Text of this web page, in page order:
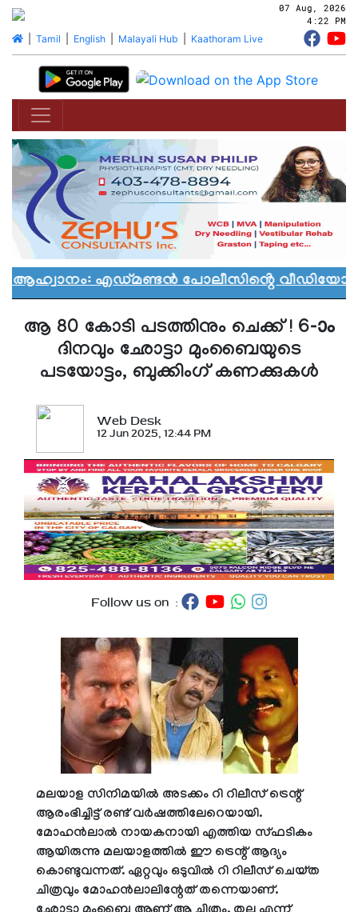
07 Aug, 2026
4:22 PM
| Tamil English| Malayali Hub Kaathoram Live
എഡ്മണ്ടൻ പോലീസിൻ്റെ വീഡിയോ
ആ 80 കോടി പടത്തിനും ചെക്ക് ! 6-ാം
ദിനവും ഛോട്ടാ മുംബൈയുടെ
പടയോട്ടം, ബുക്കിം​ഗ് കണക്കുകൾ
Web Desk
12 Jun 2025, 12:44 PM
Follow us on :
മലയാള സിനിമയിൽ അടക്കം റി റിലീസ് ട്രെന്റ്
ആരംഭിച്ചിട്ട് രണ്ട് വർഷത്തിലേറെയായി.
മോഹൻലാൽ നായകനായി എത്തിയ സ്ഫടികം
ആയിരുന്നു മലയാളത്തിൽ ഈ ട്രെന്റ് ആദ്യം
കൊണ്ടുവന്നത്. ഏറ്റവും ഒടുവിൽ റി റിലീസ് ചെയ്ത
ചിത്രവും മോഹൻലാലിന്റേത് തന്നെയാണ്.